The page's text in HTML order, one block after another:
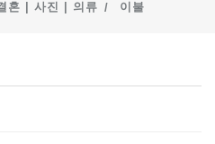
혼 | 사진 | 의류 이불